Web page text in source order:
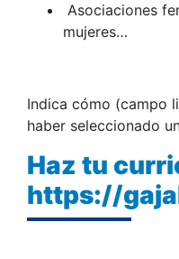
Asociaciones
mujeres…
Indica cómo (campo
haber seleccionado
Haz tu
https://